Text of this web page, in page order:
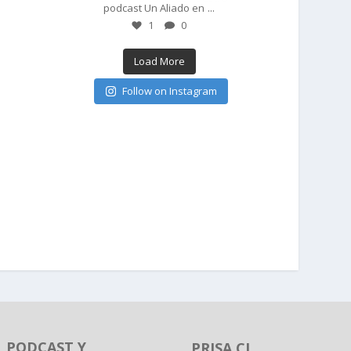
podcast Un Aliado en ...
1 0
Load More
Follow on Instagram
PODCAST Y